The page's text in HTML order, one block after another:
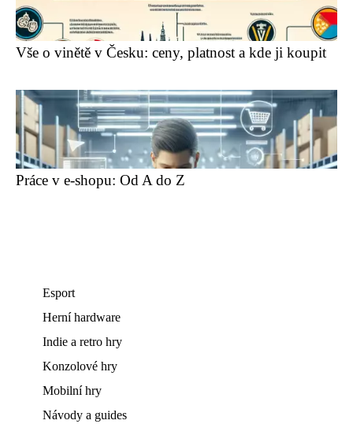
Vše o vinětě v Česku: ceny, platnost a kde ji koupit
Práce v e-shopu: Od A do Z
Esport
Herní hardware
Indie a retro hry
Konzolové hry
Mobilní hry
Návody a guides